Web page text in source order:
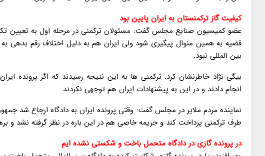
کیفیت گاز ترکمنستان به ایران پایین بود
عضو کمیسیون صنایع مجلس گفت: مسئولان ترکمنی در مرحله اول به تعیین
قضیه به همین منوال پیگیری شود ولی ایران هم به دلیل اختلاف رقم بدهی
بین المللی نبود.
بیگی نژاد خاطرنشان کرد: ترکمنی ها به این نتیجه رسیدند که اگر پرونده
انجام دادند و در این به پیشنهادات ایران هم توجهی نکردند.
نماینده مردم ملایر در مجلس گفت: وقتی پرونده ایران به دادگاه ارجاع شد
طرف ترکمنی پرداخت کند و جریمه خاصی هم در این باره در نظر گرفته نشد و برهمین اساس حدود ۱.۵ میلیارد دلار
در پرونده گازی در دادگاه متحمل باخت و شکستی نشده ایم